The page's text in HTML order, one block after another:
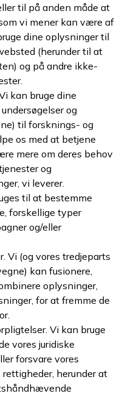
til på anden måde at
vi mener kan være af
dine oplysninger til
(herunder til at
og på andre ikke-
kan bruge dine
og
til forsknings- og
os med at betjene
mere om deres behov
og
vi leverer.
til at bestemme
forskellige typer
og/eller
Vi (og vores tredjeparts
kan fusionere,
oplysninger,
for at fremme de
Vi kan bruge
vores juridiske
forsvare vores
herunder at